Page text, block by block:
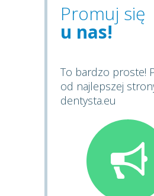
Promuj się
u nas!
To bardzo proste!
od najlepszej
dentysta.eu